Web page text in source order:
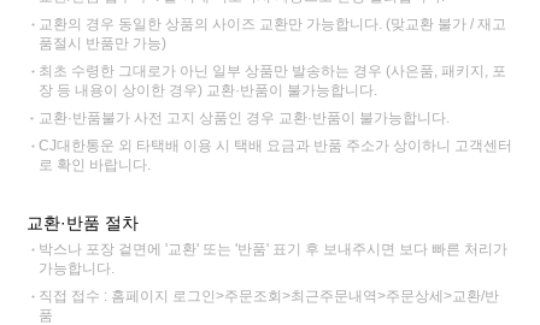
교환의 경우 동일한 상품의 사이즈 교환만 가능합니다. (맞교환 불가 / 재고
품절시 반품만 가능)
최초 수령한 그대로가 아닌 일부 상품만 발송하는 경우 (사은품, 패키지, 포
장 등 내용이 상이한 경우) 교환·반품이 불가능합니다.
교환·반품불가 사전 고지 상품인 경우 교환·반품이 불가능합니다.
CJ대한통운 외 타택배 이용 시 택배 요금과 반품 주소가 상이하니 고객센터
로 확인 바랍니다.
교환·반품 절차
박스나 포장 겉면에 '교환' 또는 '반품' 표기 후 보내주시면 보다 빠른 처리가
가능합니다.
직접 접수 : 홈페이지 로그인>주문조회>최근주문내역>주문상세>교환/반
품